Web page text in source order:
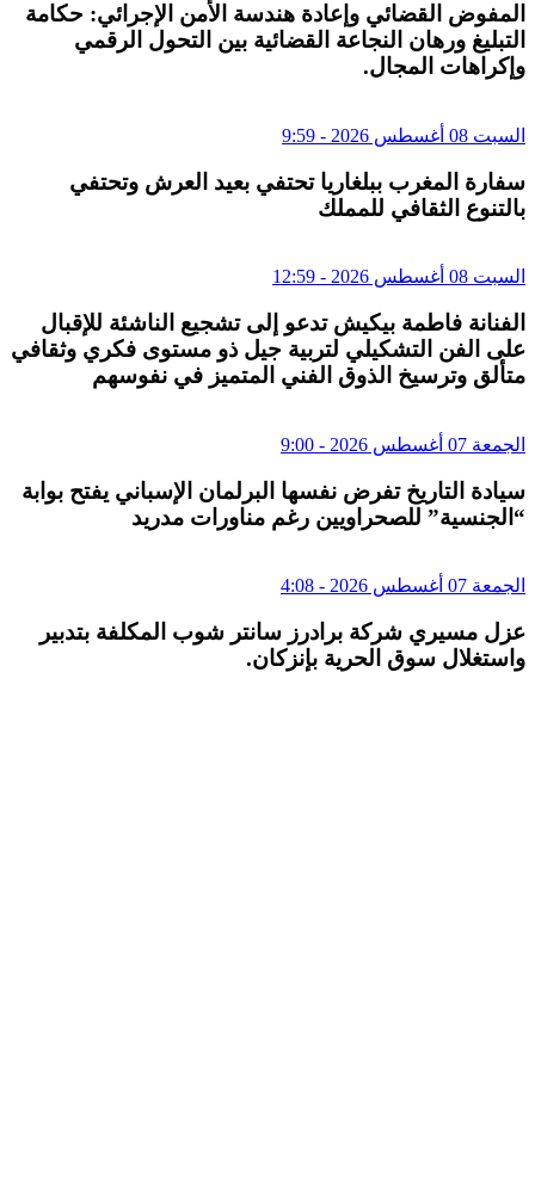
المفوض القضائي وإعادة هندسة الأمن الإجرائي: حكامة
التبليغ ورهان النجاعة القضائية بين التحول الرقمي
وإكراهات المجال.
السبت 08 أغسطس 2026 - 9:59
سفارة المغرب ببلغاريا تحتفي بعيد العرش وتحتفي
بالتنوع الثقافي للمملك
السبت 08 أغسطس 2026 - 12:59
الفنانة فاطمة بيكيش تدعو إلى تشجيع الناشئة للإقبال
على الفن التشكيلي لتربية جيل ذو مستوى فكري وثقافي
متألق وترسيخ الذوق الفني المتميز في نفوسهم
الجمعة 07 أغسطس 2026 - 9:00
سيادة التاريخ تفرض نفسها البرلمان الإسباني يفتح بوابة
“الجنسية” للصحراويين رغم مناورات مدريد
الجمعة 07 أغسطس 2026 - 4:08
عزل مسيري شركة برادرز سانتر شوب المكلفة بتدبير
واستغلال سوق الحرية بإنزكان.